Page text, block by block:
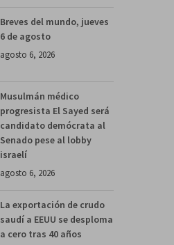
Breves del mundo, jueves
6 de agosto
agosto 6, 2026
Musulmán médico
progresista El Sayed será
candidato demócrata al
Senado pese al lobby
israelí
agosto 6, 2026
La exportación de crudo
saudí a EEUU se desploma
a cero tras 40 años